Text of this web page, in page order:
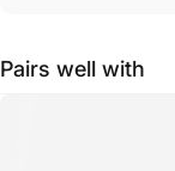
Pairs well with